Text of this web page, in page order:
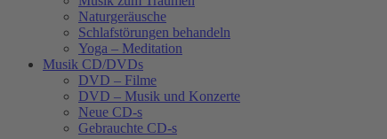
Naturgeräusche
Schlafstörungen behandeln
Yoga – Meditation
Musik CD/DVDs
DVD – Filme
DVD – Musik und Konzerte
Neue CD-s
Gebrauchte CD-s